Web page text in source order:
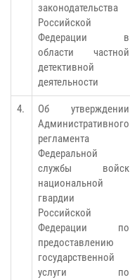
законодательства
Российской
Федерации в
области частной
детективной
деятельности
4.
Об утверждении
Административного
регламента
Федеральной
службы войск
национальной
гвардии
Российской
Федерации по
предоставлению
государственной
услуги по